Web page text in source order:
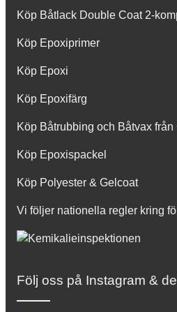
Köp Båtlack Double Coat 2-
Köp Epoxiprimer
Köp Epoxi
Köp Epoxifärg
Köp Båtrubbing och Båtvax
Köp Epoxispackel
Köp Polyester & Gelcoat
Vi följer nationella regler kring
Följ oss på Instagram &